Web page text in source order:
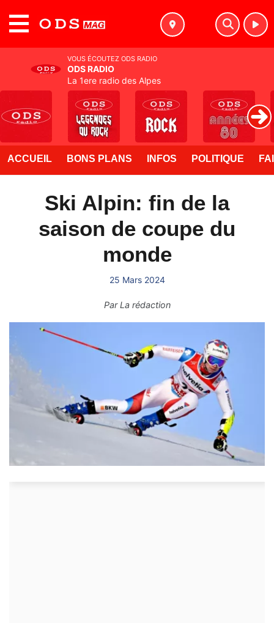
ACCUEIL BONS PLANS INFOS POLITIQUE
Ski Alpin: fin de la
saison de coupe du
monde
25 Mars 2024
ParLa rédaction
VOUS ÉCOUTEZ ODS RADIO
ODS RADIO
La 1ere radio des Alpes